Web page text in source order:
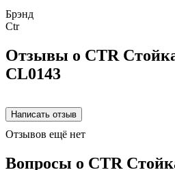
Брэнд
Ctr
Отзывы о CTR Стойка
CL0143
Отзывов ещё нет
Вопросы о CTR